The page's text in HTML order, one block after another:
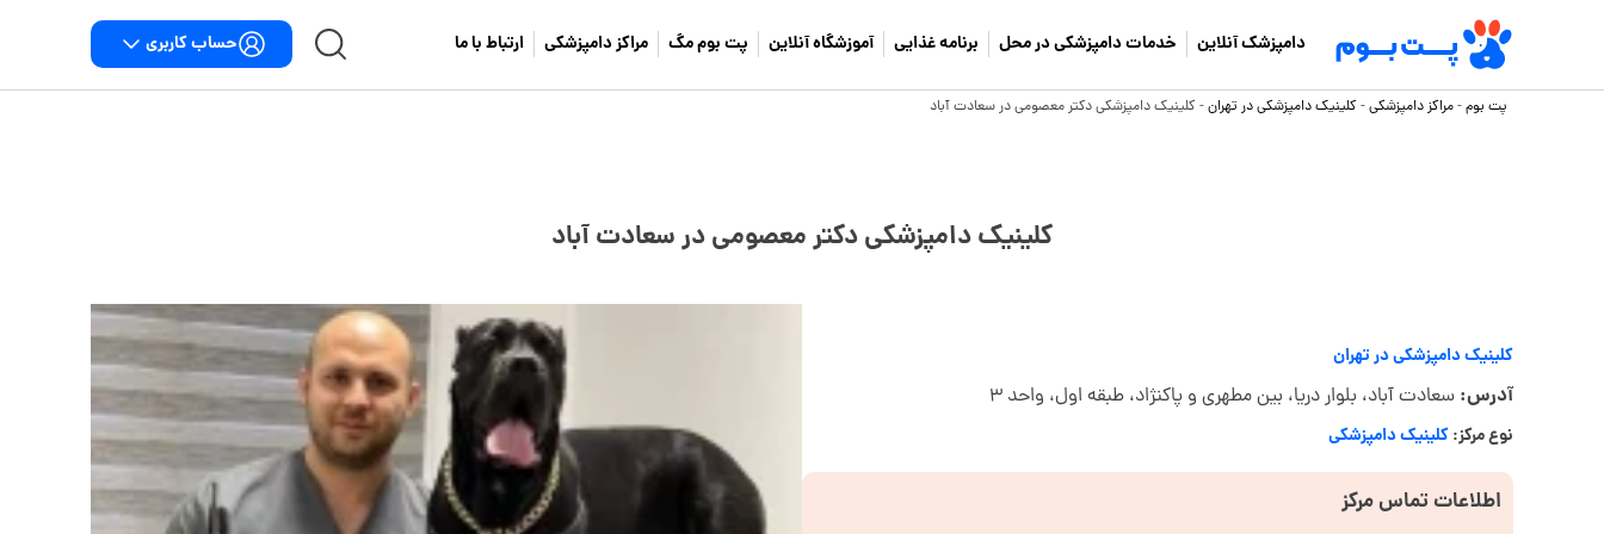
دامپزشک آنلاین خدمات دامپزشکی در محل برنامه غذایی آموزشگاه آنلاین پت بوم مگ مراکز دامپزشکی ارتباط با ما حساب کاربری
پت بوم-مراکز دامپزشکی-کلینیک دامپزشکی در تهران- کلینیک دامپزشکی دکتر معصومی در سعادت آباد
کلینیک دامپزشکی دکتر معصومی در سعادت آباد
کلینیک دامپزشکی در تهران
آدرس: سعادت آباد، بلوار دریا، بین مطهری و پاکنژاد، طبقه اول، واحد ۳
نوع مرکز:کلینیک دامپزشکی
اطلاعات تماس مرکز